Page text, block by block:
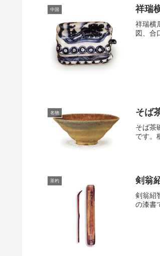
中国 祥瑞
祥瑞横
図、合
名物 そば
そば茶
です。
茶杓 剣翁
剣翁紹
の漆書